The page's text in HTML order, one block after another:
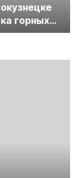
горных
России и